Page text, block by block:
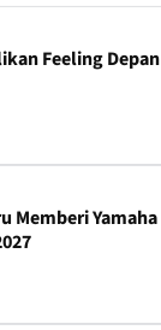
Feeling Depan
Memberi Yamaha